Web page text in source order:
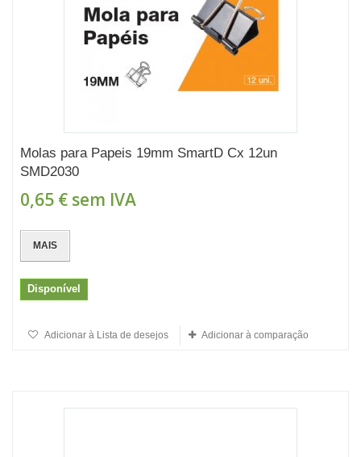
Molas para Papeis 19mm SmartD Cx 12un
SMD2030
0,65 € sem IVA
MAIS
Disponível
Adicionar à Lista de desejos Adicionar à comparação